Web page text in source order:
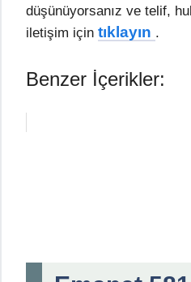
düşünüyorsanız ve telif,
iletişim için tıklayın .
Benzer İçerikler: